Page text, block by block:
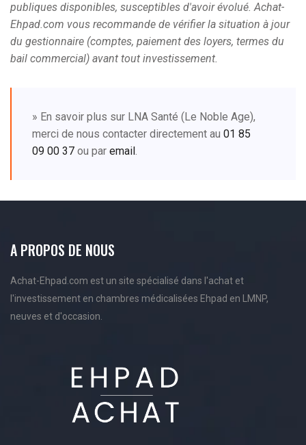
publiques disponibles, susceptibles d'avoir évolué. Achat-
Ehpad.com vous recommande de vérifier la situation à jour
du gestionnaire (comptes, paiement des loyers, termes du
bail commercial) avant tout investissement.
» En savoir plus sur LNA Santé (Le Noble Age),
merci de nous contacter directement au 01 85
09 00 37 ou par email .
A PROPOS DE NOUS
Achat-Ehpad.com est un site spécialisé dans l'achat et
l'investissement en chambres médicalisées Ehpad en LMNP,
neuves et d'occasion.